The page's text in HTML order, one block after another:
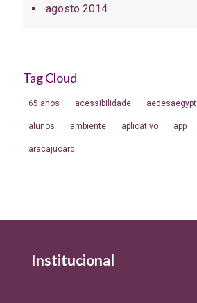
agosto 2014
Tag Cloud
65 anos acessibilidade aedesaegypt
alunos ambiente aplicativo app
aracajucard
Institucional